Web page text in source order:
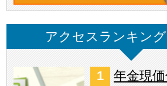
アクセスランキング
年金現